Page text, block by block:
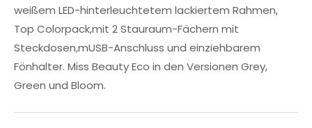
weißem LED-hinterleuchtetem lackiertem Rahmen,
Top Colorpack,mit 2 Stauraum-Fächern mit
Steckdosen,mUSB-Anschluss und einziehbarem
Fönhalter. Miss Beauty Eco in den Versionen Grey,
Green und Bloom.